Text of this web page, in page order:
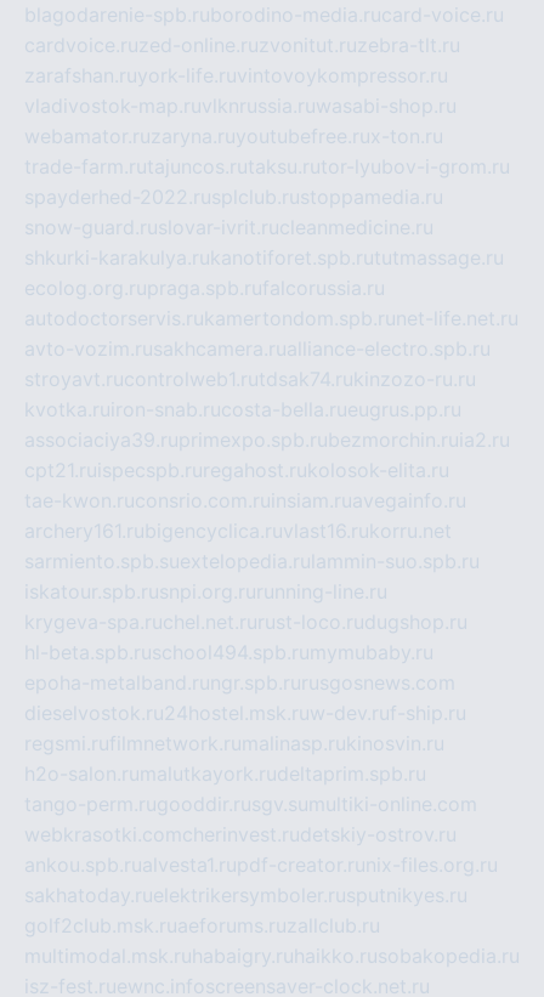
blagodarenie-spb.ruborodino-media.rucard-voice.ru
cardvoice.ruzed-online.ruzvonitut.ruzebra-tlt.ru
zarafshan.ruyork-life.ruvintovoykompressor.ru
vladivostok-map.ruvlknrussia.ruwasabi-shop.ru
webamator.ruzaryna.ruyoutubefree.rux-ton.ru
trade-farm.rutajuncos.rutaksu.rutor-lyubov-i-grom.ru
spayderhed-2022.rusplclub.rustoppamedia.ru
snow-guard.ruslovar-ivrit.rucleanmedicine.ru
shkurki-karakulya.rukanotiforet.spb.rututmassage.ru
ecolog.org.rupraga.spb.rufalcorussia.ru
autodoctorservis.rukamertondom.spb.ru net-life.net.ru
avto-vozim.rusakhcamera.rualliance-electro.spb.ru
stroyavt.rucontrolweb1.rutdsak74.rukinzozo-ru.ru
kvotka.ru iron-snab.rucosta-bella.rueugrus.pp.ru
associaciya39.ruprimexpo.spb.rubezmorchin.ru ia2.ru
cpt21.ru ispecspb.ru regahost.rukolosok-elita.ru
tae-kwon.ruconsrio.com.ru insiam.ruavegainfo.ru
archery161.rubigencyclica.ruvlast16.rukorru.net
sarmiento.spb.suextelopedia.ru lammin-suo.spb.ru
iskatour.spb.rusnpi.org.ru running-line.ru
krygeva-spa.ruchel.net.ru rust-loco.rudugshop.ru
hl-beta.spb.ruschool494.spb.ru mymubaby.ru
epoha-metalband.ru ngr.spb.ru rusgosnews.com
dieselvostok.ru24hostel.msk.ruw-dev.ruf-ship.ru
regsmi.rufilmnetwork.ru malinasp.rukinosvin.ru
h2o-salon.ru malutkayork.rudeltaprim.spb.ru
tango-perm.rugooddir.rusgv.su multiki-online.com
webkrasotki.comcherinvest.rudetskiy-ostrov.ru
ankou.spb.rualvesta1.rupdf-creator.ru nix-files.org.ru
sakhatoday.ruelektrikersymboler.rusputnikyes.ru
golf2club.msk.ruaeforums.ruzallclub.ru
multimodal.msk.ru habaigry.ru haikko.rusobakopedia.ru
isz-fest.ruewnc.infoscreensaver-clock.net.ru